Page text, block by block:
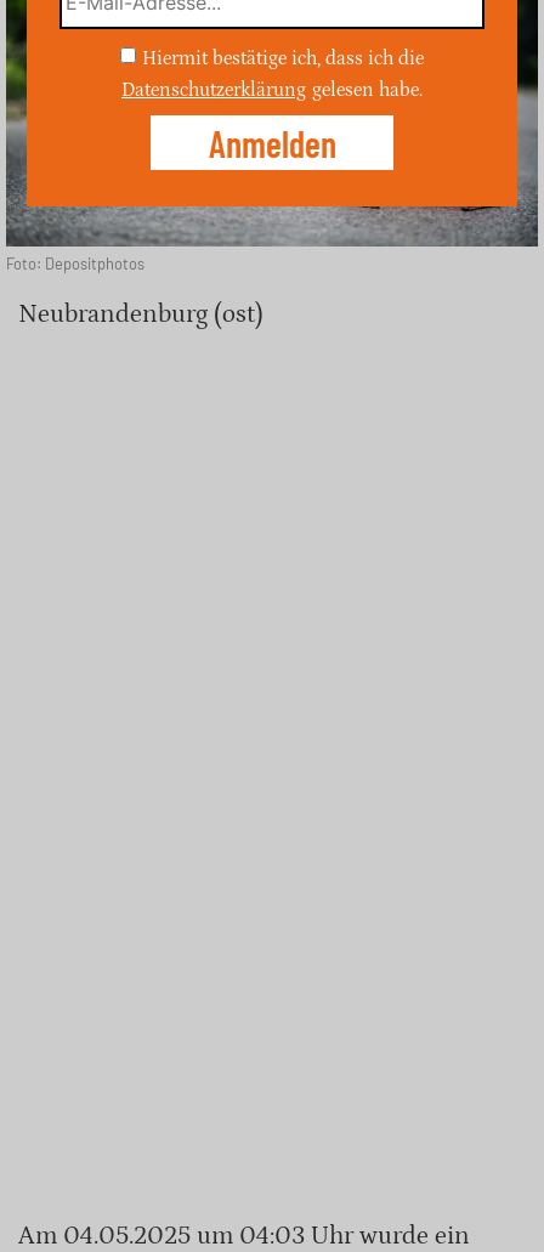
Foto: Depositphotos
Neubrandenburg (ost)
Am 04.05.2025 um 04:03 Uhr wurde ein
Hiermit bestätige ich, dass ich die
Datenschutzerklärung gelesen habe.